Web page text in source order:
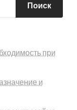
Поиск
при
и